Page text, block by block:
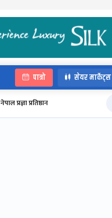
पात्रो सेयर मार्केट्स
नेपाल प्रज्ञा प्रतिष्ठान